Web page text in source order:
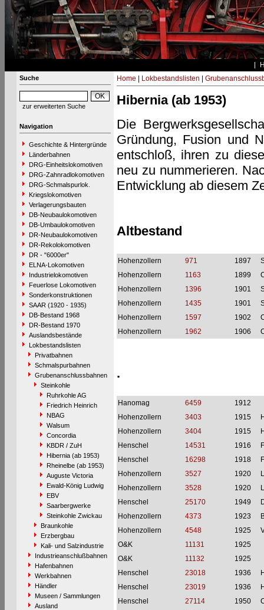
Suche
zur erweiterten Suche
Navigation
Geschichte & Hintergründe
Länderbahnen
DRG-Einheitslokomotiven
DRG-Zahnradlokomotiven
DRG-Schmalspurlok.
Kriegslokomotiven
Verlagerungsbauten
DB-Neubaulokomotiven
DB-Umbaulokomotiven
DR-Neubaulokomotiven
DR-Rekolokomotiven
DR - "6000er"
ELNA-Lokomotiven
Industrielokomotiven
Feuerlose Lokomotiven
Sonderkonstruktionen
SAAR (1920 - 1935)
DB-Bestand 1968
DR-Bestand 1970
Auslandsbestände
Lokbestandslisten
Privatbahnen
Schmalspurbahnen
Grubenanschlussbahnen
Steinkohle
Ruhrkohle AG
Friedrich Heinrich
NBAG
Walsum
Concordia
KBDR / ZuH
Hibernia (ab 1953)
Rheinelbe (ab 1953)
Auguste Victoria
Ewald-König Ludwig
EBV
Saarbergwerke
Steinkohle Zwickau
Braunkohle
Erzbergbau
Kali- und Salzindustrie
Industrieanschlußbahnen
Hafenbahnen
Werkbahnen
Händler
Museen / Sammlungen
Ausland
Home Lokbestandslisten
Hibernia (ab 1953)
Die
Gründung, Fusion und
entschloß, ihren zu
neu zu nummerieren.
Entwicklung ab diesem
Altbestand
Hohenzollern 971 1897
Hohenzollern
1163 1899
Hohenzollern
1396 1901
Hohenzollern
1435 1901
Hohenzollern
1597 1902
Hohenzollern
1962 1906
.
Hanomag 6459
1912
Hohenzollern
3403 1915
Hohenzollern
3404 1915
Henschel
14531 1916
Henschel
16298 1918
Hohenzollern
3527 1920
Hohenzollern
3528 1920
Henschel
25170 1949
Hohenzollern
4373 1923
Hohenzollern
4548 1925
O&K
11131
1925
O&K
11132
1925
Henschel
23018 1936
Henschel
23019 1936
Henschel
27114 1950